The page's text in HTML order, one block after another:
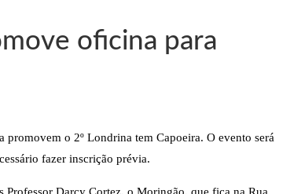
oficina para
o 2º Londrina tem Capoeira. O evento será
fazer inscrição prévia.